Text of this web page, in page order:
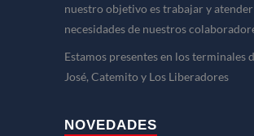
nuestro objetivo es trabajar y
necesidades de nuestros
Estamos presentes en los terminales
José, Catemito y Los Liberadores
NOVEDADES